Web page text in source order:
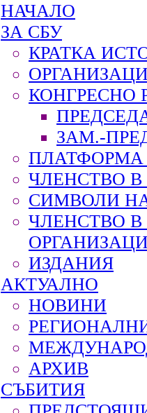
НАЧАЛО
ЗА СБУ
КРАТКА
КОНГРЕСНО
ЗАМ.-
ПЛАТФОРМА
ЧЛЕНСТВО В
СИМВОЛИ
ЧЛЕНСТВО
ИЗДАНИЯ
АКТУАЛНО
НОВИНИ
АРХИВ
СЪБИТИЯ